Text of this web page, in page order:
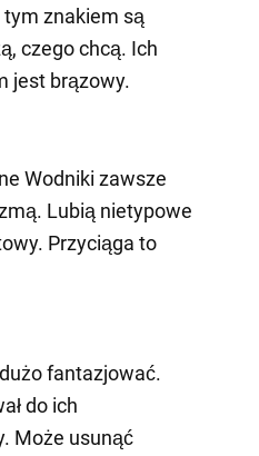
tym znakiem są
czego chcą. Ich
jest brązowy.
Wodniki zawsze
Lubią nietypowe
Przyciąga to
fantazjować.
do ich
Może usunąć